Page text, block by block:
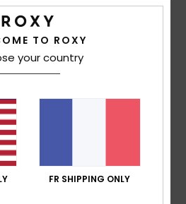
recommandent ce produit
TO ROXY
your country
FR SHIPPING ONLY